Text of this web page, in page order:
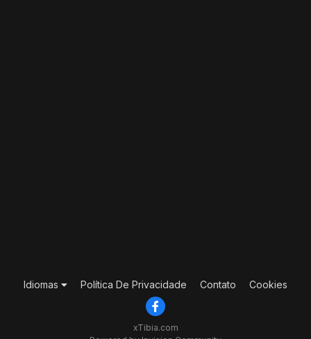
Idiomas Política De Privacidade Contato Cookies
xTibia.com